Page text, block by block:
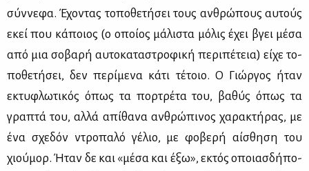
σύν­νε­φα. Έχο­ντας το­πο­θε­τή­σει τους αν­θρώ­πους αυ­τούς
εκεί που κά­ποιος (ο οποί­ος μά­λι­στα μό­λις έχει βγει μέ­σα
από μια σο­βα­ρή αυ­το­κα­τα­στρο­φι­κή πε­ρι­πέ­τεια) εί­χε το­
πο­θε­τή­σει, δεν πε­ρί­με­να κά­τι τέ­τοιο. Ο Γιώρ­γος ήταν
εκτυ­φλω­τι­κός όπως τα πορ­τρέ­τα του, βα­θύς όπως τα
γρα­πτά του, αλ­λά απί­θα­να αν­θρώ­πι­νος χα­ρα­κτή­ρας, με
ένα σχε­δόν ντρο­πα­λό γέ­λιο, με φο­βε­ρή αί­σθη­ση του
χιού­μορ. Ήταν δε και «μέ­σα και έξω», εκτός οποιασ­δή­πο­